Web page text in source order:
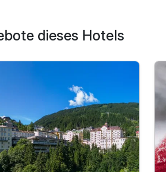
dieses Hotels